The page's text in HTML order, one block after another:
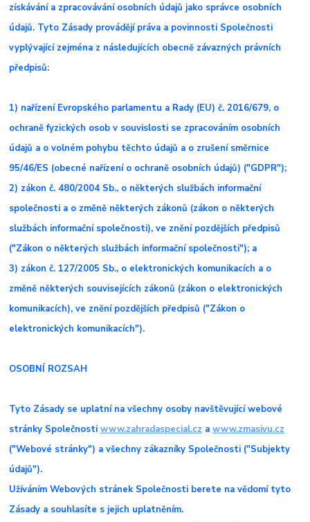
získávání a zpracovávání osobních údajů jako správce osobních
údajů. Tyto Zásady provádějí práva a povinnosti Společnosti
vyplývající zejména z následujících obecně závazných právních
předpisů:
1) nařízení Evropského parlamentu a Rady (EU) č. 2016/679, o
ochraně fyzických osob v souvislosti se zpracováním osobních
údajů a o volném pohybu těchto údajů a o zrušení směrnice
95/46/ES (obecné nařízení o ochraně osobních údajů) ("GDPR");
2) zákon č. 480/2004 Sb., o některých službách informační
společnosti a o změně některých zákonů (zákon o některých
službách informační společnosti), ve znění pozdějších předpisů
("Zákon o některých službách informační společnosti"); a
3) zákon č. 127/2005 Sb., o elektronických komunikacích a o
změně některých souvisejících zákonů (zákon o elektronických
komunikacích), ve znění pozdějších předpisů ("Zákon o
elektronických komunikacích").
OSOBNÍ ROZSAH
Tyto Zásady se uplatní na všechny osoby navštěvující webové
stránky Společnostiwww.zahradaspecial.cz awww.zmasivu.cz
("Webové stránky") a všechny zákazníky Společnosti ("Subjekty
údajů").
Užíváním Webových stránek Společnosti berete na vědomí tyto
Zásady a souhlasíte s jejich uplatněním.